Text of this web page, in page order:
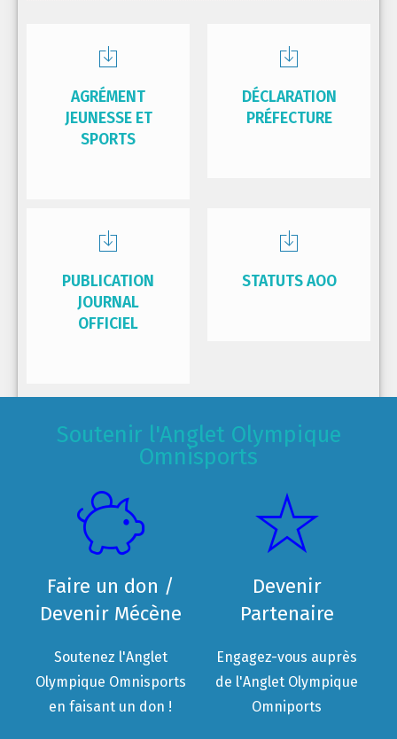
AGRÉMENT
JEUNESSE ET
SPORTS
DÉCLARATION
PRÉFECTURE
PUBLICATION
JOURNAL
OFFICIEL
STATUTS AOO
Soutenir l'Anglet Olympique
Omnisports
Faire un don /
Devenir Mécène
Soutenez l'Anglet
Olympique Omnisports
en faisant un don !
Devenir
Partenaire
Engagez-vous auprès
de l'Anglet Olympique
Omniports